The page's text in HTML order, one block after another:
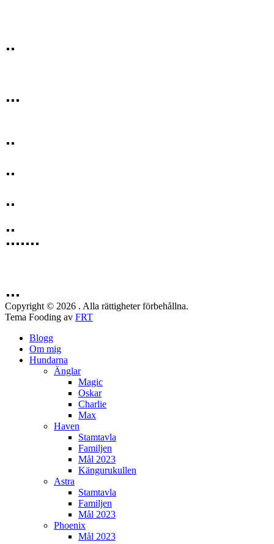
Copyright © 2026 . Alla rättigheter förbehållna.
Tema Fooding av FRT
Blogg
Om mig
Hundarna
Änglar
Magic
Oskar
Charlie
Max
Haven
Stamtavla
Familjen
Mål 2023
Kängurukullen
Astra
Stamtavla
Familjen
Mål 2023
Phoenix
Mål 2023